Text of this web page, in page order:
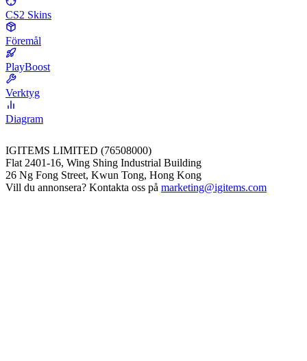
CS2 Skins
Föremål
PlayBoost
Verktyg
Diagram
IGITEMS LIMITED (76508000)
Flat 2401-16, Wing Shing Industrial Building
26 Ng Fong Street, Kwun Tong, Hong Kong
Vill du annonsera? Kontakta oss på marketing@igitems.com